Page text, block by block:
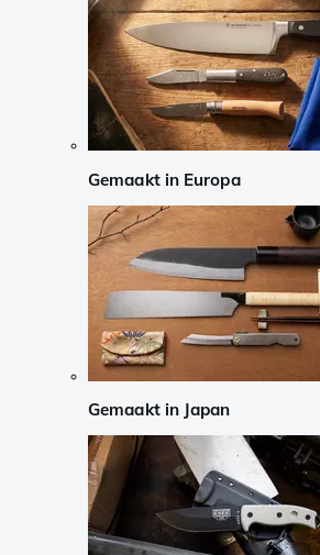
Gemaakt in Europa
Gemaakt in Japan